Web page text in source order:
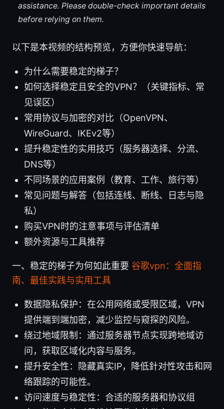
assistance. Please double-check important details
before relying on them.
以下是本视频的结构预览，方便你快速导航：
为什么需要稳定的梯子？
如何选择稳定且安全的VPN？（关键指标、常
见误区）
常用协议与加密的对比（OpenVPN、
WireGuard、IKEv2等）
提升稳定性的实用技巧（服务器选择、分流、
DNS等）
不同场景的应用案例（教育、工作、旅行等）
常见问题与解答（包括连线、断线、日志与隐
私）
购买VPN时的注意事项与评估清单
额外资源与工具推荐
一、稳定的梯子为何如此重要 谷歌vpn：全面指
南、最佳实践与实用工具
数据隐私保护：在公用网络或受限区域，VPN
提供端到端加密，减少监控与窥探的风险。
绕过地域限制：通过服务器节点实现跨地域访
问，获取区域化内容与服务。
提升安全性：隐藏真实IP，降低針对性攻击和网
络跟踪的可能性。
访问速度与稳定性：合适的服务器和协议组